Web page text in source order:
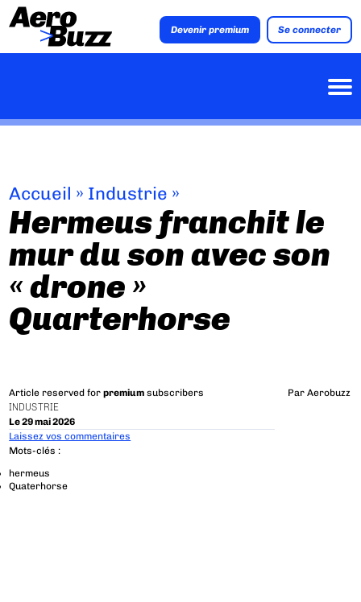
Devenir premium Se connecter
Accueil » Industrie »
Hermeus franchit le
mur du son avec son
« drone »
Quarterhorse
Article reserved forpremium subscribers
INDUSTRIE
Le 29 mai 2026
Par Aerobuzz
Laissez vos commentaires
Mots-clés :
hermeus
Quaterhorse